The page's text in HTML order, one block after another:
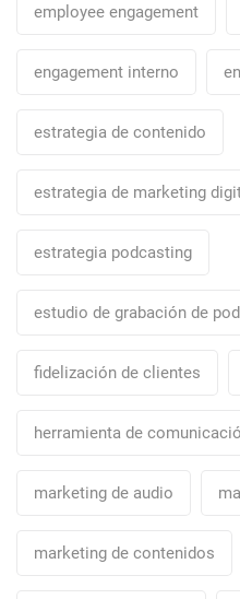
employee engagement
engagement interno
estrategia de contenido
estrategia de marketing
estrategia podcasting
estudio de grabación de
fidelización de clientes
herramienta de
marketing de audio
marketing de contenidos